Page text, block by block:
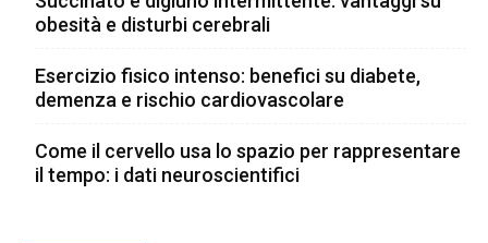
obesità e disturbi cerebrali
Esercizio fisico intenso: benefici su diabete,
demenza e rischio cardiovascolare
Come il cervello usa lo spazio per rappresentare
il tempo: i dati neuroscientifici